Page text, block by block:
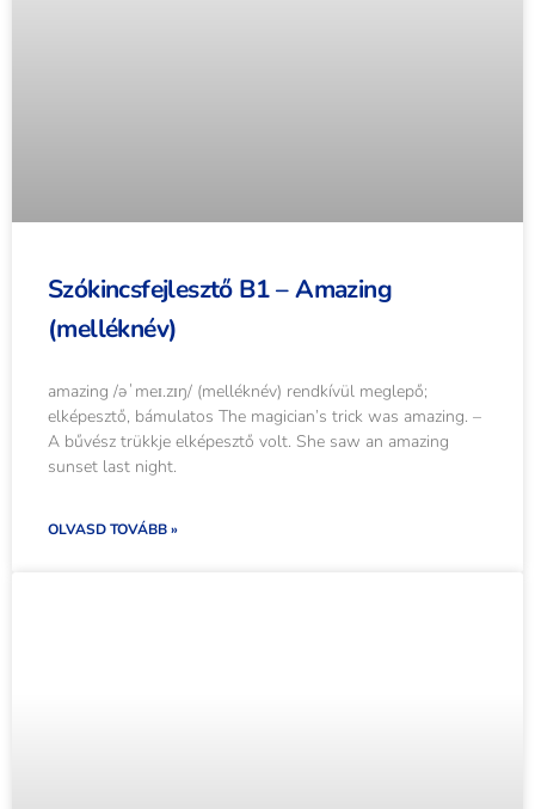
Szókincsfejlesztő B1 – Amazing
(melléknév)
amazing /əˈmeɪ.zɪŋ/ (melléknév) rendkívül meglepő;
elképesztő, bámulatos The magician’s trick was amazing. –
A bűvész trükkje elképesztő volt. She saw an amazing
sunset last night.
OLVASD TOVÁBB »